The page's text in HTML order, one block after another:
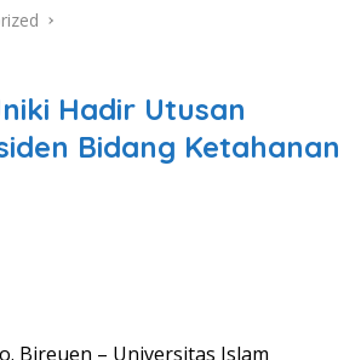
Hadir Utusan
Bidang Ketahanan
Bireuen – Universitas Islam